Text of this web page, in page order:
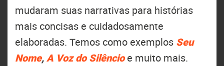
mudaram suas narrativas para histórias
mais concisas e cuidadosamente
elaboradas. Temos como exemplos Seu
Nome,A Voz do Silêncioe muito mais.